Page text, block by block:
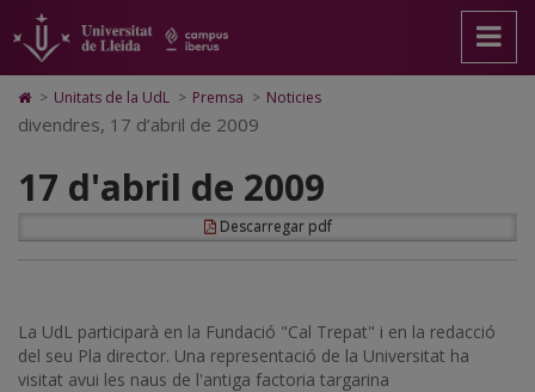
17
d'abril
de
2009
pàgina
principal.
Universitat
Lleida
contingut
principal
Mapa
Web.
Universitat
Cerca
Accessibilitat.
Universitat
Lleida
Icono
de
Home
ir
a
página
de
> Unitats de la UdL > Premsa > Noticies
divendres, 17 d’abril de 2009
17 d'abril de 2009
Descarregar pdf
La UdL participarà en la Fundació "Cal Trepat" i en la redacció
del seu Pla director. Una representació de la Universitat ha
visitat avui les naus de l'antiga factoria targarina